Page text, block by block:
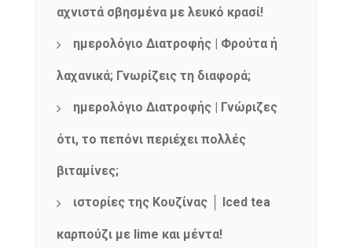
αχνιστά σβησμένα με λευκό κρασί!
ημερολόγιο Διατροφής | Φρούτα ή
λαχανικά; Γνωρίζεις τη διαφορά;
ημερολόγιο Διατροφής | Γνώριζες
ότι, το πεπόνι περιέχει πολλές
βιταμίνες;
ιστορίες της Κουζίνας │ Iced tea
καρπούζι με lime και μέντα!